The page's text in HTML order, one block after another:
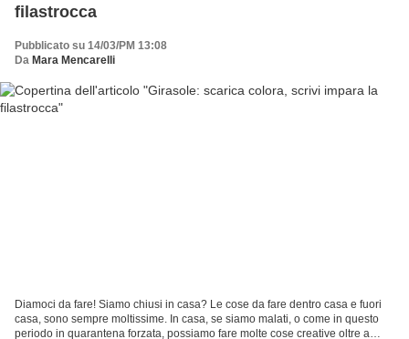
filastrocca
Pubblicato su 14/03/PM 13:08
Da Mara Mencarelli
Diamoci da fare! Siamo chiusi in casa? Le cose da fare dentro casa e fuori
casa, sono sempre moltissime. In casa, se siamo malati, o come in questo
periodo in quarantena forzata, possiamo fare molte cose creative oltre a